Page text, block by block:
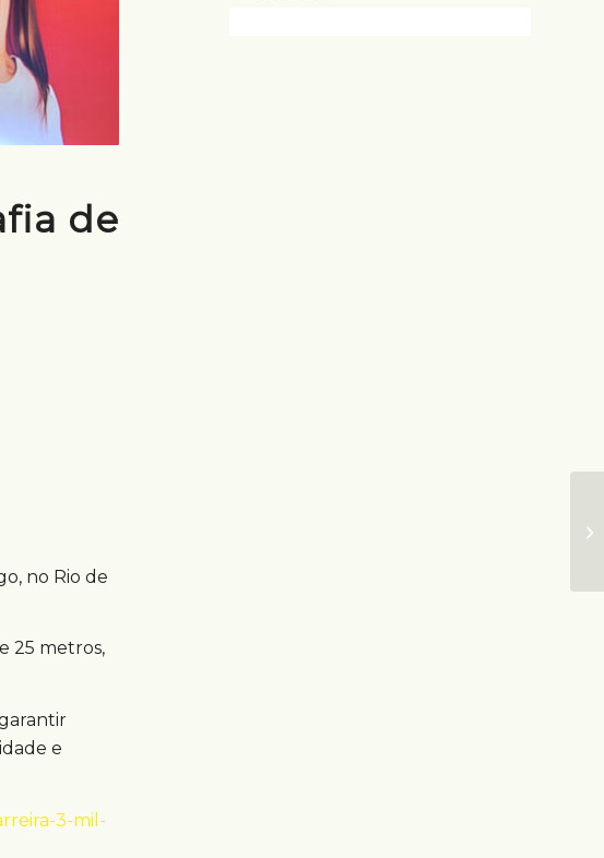
de
no Rio de
25 metros,
e
3-mil-